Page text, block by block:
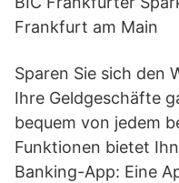
Frankfurt am Main
Sparen Sie sich den
Ihre Geldgeschäfte
bequem von jedem
Funktionen bietet
Banking-App: Eine